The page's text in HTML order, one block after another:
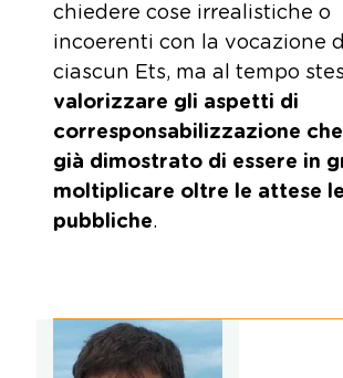
chiedere cose irrealistiche o
incoerenti con la vocazione
ciascun Ets, ma al tempo
valorizzare gli aspetti di
corresponsabilizzazione
già dimostrato di essere in
moltiplicare oltre le attese
pubbliche.